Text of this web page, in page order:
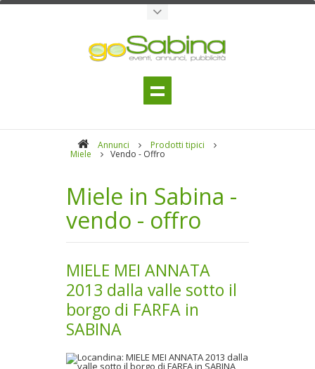
Annunci Prodotti tipici
Miele Vendo - Offro
Miele in Sabina -
vendo - offro
MIELE MEI ANNATA
2013 dalla valle sotto il
borgo di FARFA in
SABINA